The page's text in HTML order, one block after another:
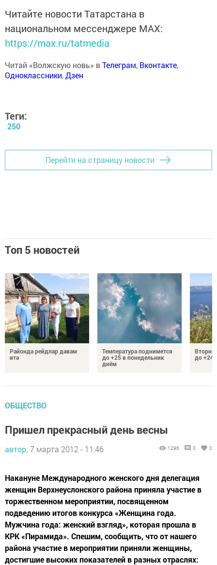
Читайте новости Татарстана в
национальном мессенджере MАХ:
https://max.ru/tatmedia
Читай «Волжскую новь» вТелеграм, Вконтакте,
Одноклассники,Дзен
Теги:
250
Перейти на страницу новости
Топ 5 новостей
Районда рейдлар дәвам
итә
Температура поднимется
до +25 в понедельник
днём
до +24
ОБЩЕСТВО
Пришел прекрасный день весны
автор, 7 марта 2012 - 11:46 1296 0 0
Накануне Международного женского дня делегация
женщин Верхнеуслонского района приняла участие в
торжественном мероприятии, посвященном
подведению итогов конкурса «Женщина года.
Мужчина года: женский взгляд», которая прошла в
КРК «Пирамида». Спешим, сообщить, что от нашего
района участие в мероприятии приняли женщины,
достигшие высоких показателей в разных отраслях: